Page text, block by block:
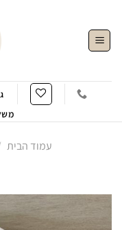
content
עמוד הבית